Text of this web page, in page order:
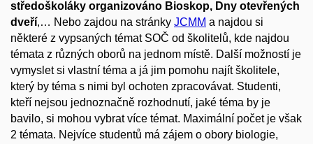
středoškoláky organizováno Bioskop, Dny otevřených
dveří,… Nebo zajdou na stránky JCMM a najdou si
některé z vypsaných témat SOČ od školitelů, kde najdou
témata z různých oborů na jednom místě. Další možností je
vymyslet si vlastní téma a já jim pomohu najít školitele,
který by téma s nimi byl ochoten zpracovávat. Studenti,
kteří nejsou jednoznačně rozhodnutí, jaké téma by je
bavilo, si mohou vybrat více témat. Maximální počet je však
2 témata. Nejvíce studentů má zájem o obory biologie,